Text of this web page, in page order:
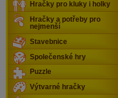
Hračky pro kluky i holky
Hračky a potřeby pro
nejmenší
Stavebnice
Společenské hry
Puzzle
Výtvarné hračky